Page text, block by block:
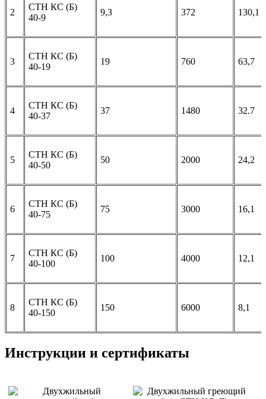
2
СТН КС (Б)
40-9
9,3 372 130,1
3
СТН КС (Б)
40-19
19 760 63,7
4
СТН КС (Б)
40-37
37 1480 32.7
5
СТН КС (Б)
40-50
50 2000 24,2
6
СТН КС (Б)
40-75
75 3000 16,1
7
СТН КС (Б)
40-100
100 4000 12,1
8
СТН КС (Б)
40-150
150 6000 8,1
Инструкции и сертификаты